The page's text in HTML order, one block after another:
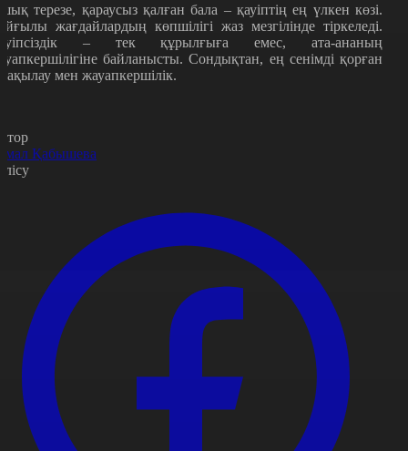
терезе, қараусыз қалған бала – қауіптің ең үлкен көзі.
жағдайлардың көпшілігі жаз мезгілінде тіркеледі.
– тек құрылғыға емес, ата-ананың
байланысты. Сондықтан, ең сенімді қорған
мен жауапкершілік.
Қабышева